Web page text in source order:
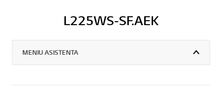
L225WS-SF.AEK
MENIU ASISTENTA